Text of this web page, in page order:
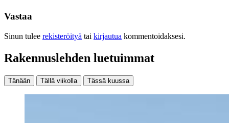
Vastaa
Sinun tulee rekisteröityä tai kirjautua kommentoidaksesi.
Rakennuslehden luetuimmat
Tänään Tällä viikolla Tässä kuussa